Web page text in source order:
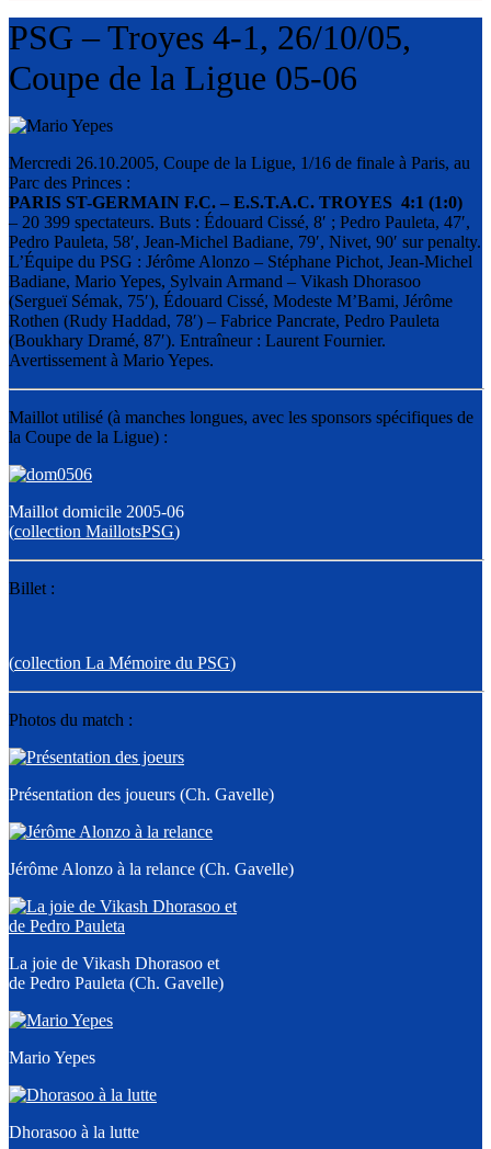
PSG – Troyes 4-1, 26/10/05,
Coupe de la Ligue 05-06
Mercredi 26.10.2005, Coupe de la Ligue, 1/16 de finale à Paris, au
Parc des Princes :
PARIS ST-GERMAIN F.C. – E.S.T.A.C. TROYES 4:1 (1:0)
– 20 399 spectateurs. Buts : Édouard Cissé, 8′ ; Pedro Pauleta, 47′,
Pedro Pauleta, 58′, Jean-Michel Badiane, 79′, Nivet, 90′ sur penalty.
L’Équipe du PSG : Jérôme Alonzo – Stéphane Pichot, Jean-Michel
Badiane, Mario Yepes, Sylvain Armand – Vikash Dhorasoo
(Sergueï Sémak, 75′), Édouard Cissé, Modeste M’Bami, Jérôme
Rothen (Rudy Haddad, 78′) – Fabrice Pancrate, Pedro Pauleta
(Boukhary Dramé, 87′). Entraîneur : Laurent Fournier.
Avertissement à Mario Yepes.
Maillot utilisé (à manches longues, avec les sponsors spécifiques de
la Coupe de la Ligue) :
Maillot domicile 2005-06
(collection MaillotsPSG)
Billet :
(collection La Mémoire du PSG)
Photos du match :
Présentation des joueurs (Ch. Gavelle)
Jérôme Alonzo à la relance (Ch. Gavelle)
La joie de Vikash Dhorasoo et
de Pedro Pauleta (Ch. Gavelle)
Mario Yepes
Dhorasoo à la lutte